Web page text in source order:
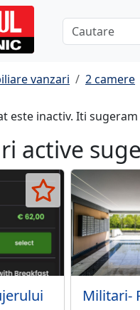
vanzari 2 camere
este inactiv. Iti
active